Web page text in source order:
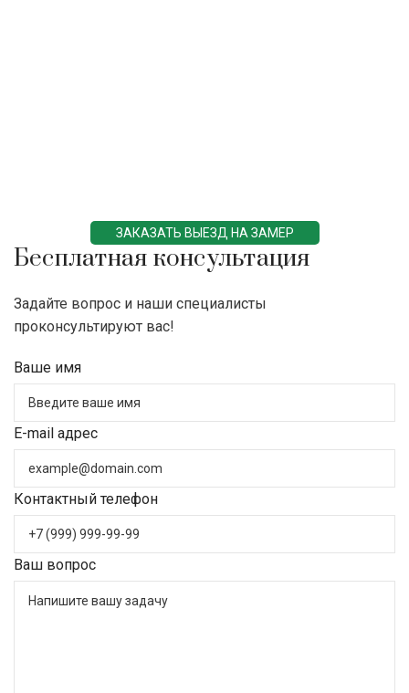
ЗАКАЗАТЬ ВЫЕЗД НА ЗАМЕР
Бесплатная консультация
Задайте вопрос и наши специалисты
проконсультируют вас!
Ваше имя
E-mail адрес
Контактный телефон
Ваш вопрос